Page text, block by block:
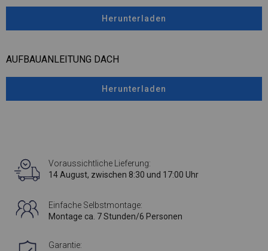
Herunterladen
AUFBAUANLEITUNG DACH
Herunterladen
Voraussichtliche Lieferung:
14 August, zwischen 8:30 und 17:00 Uhr
Einfache Selbstmontage:
Montage ca. 7 Stunden/6 Personen
Garantie: